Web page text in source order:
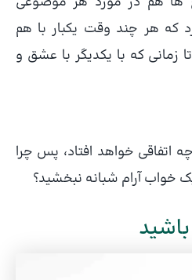
که هر چند وقت یکبار با هم
زمانی که با یکدیگر با عشق و
اتفاقی خواهد افتاد، پس چرا
خواب آرام شبانه نبخشید؟